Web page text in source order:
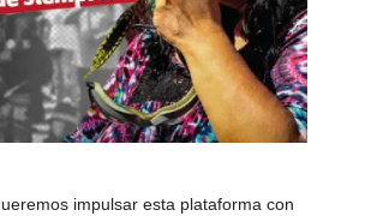
impulsar esta plataforma con